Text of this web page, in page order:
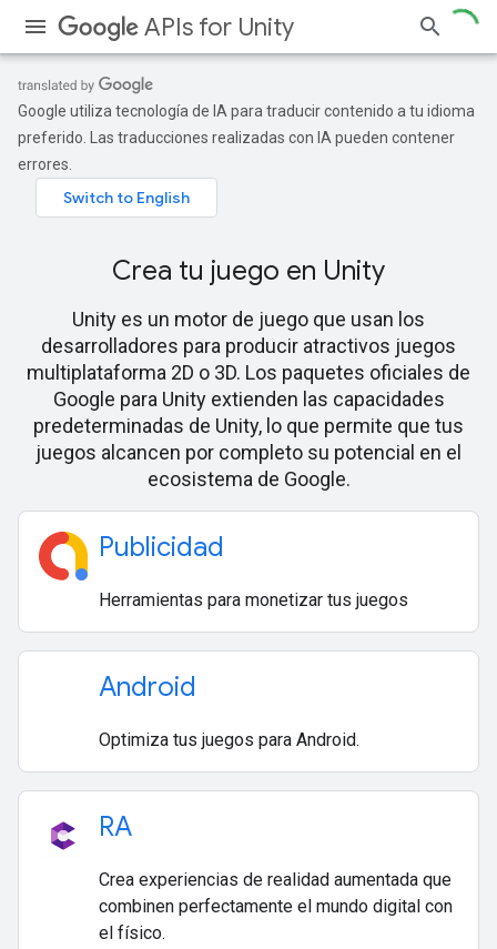
APIs for Unity
Google utiliza tecnología de IA para traducir contenido a tu idioma
preferido. Las traducciones realizadas con IA pueden contener
errores.
Crea tu juego en Unity
Unity es un motor de juego que usan los
desarrolladores para producir atractivos juegos
multiplataforma 2D o 3D. Los paquetes oficiales de
Google para Unity extienden las capacidades
predeterminadas de Unity, lo que permite que tus
juegos alcancen por completo su potencial en el
ecosistema de Google.
Publicidad
Herramientas para monetizar tus juegos
Android
Optimiza tus juegos para Android.
RA
Crea experiencias de realidad aumentada que
combinen perfectamente el mundo digital con
el físico.